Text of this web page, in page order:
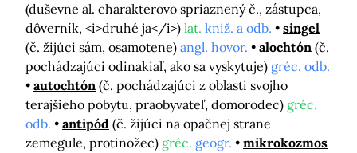
(duševne al. charakterovo spriaznený č., zástupca,
dôverník, <i>druhé ja</i>) lat. kniž. a odb.
singel
(č. žijúci sám, osamotene) angl. hovor. alochtón (č.
pochádzajúci odinakiaľ, ako sa vyskytuje) gréc. odb.
autochtón (č. pochádzajúci z oblasti svojho
terajšieho pobytu, praobyvateľ, domorodec) gréc.
odb.
antipód (č. žijúci na opačnej strane
zemegule, protinožec) gréc. geogr.
mikrokozmos